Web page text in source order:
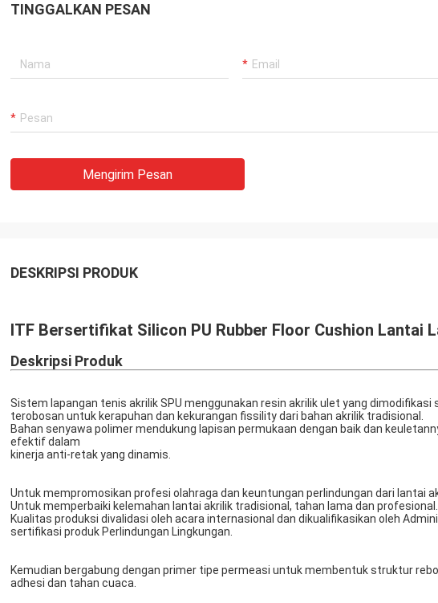
TINGGALKAN PESAN
Mengirim Pesan
DESKRIPSI PRODUK
ITF Bersertifikat Silicon PU Rubber Floor Cushion Lantai
Deskripsi Produk
Sistem lapangan tenis akrilik SPU menggunakan resin akrilik ulet yang dimodifikasi
terobosan untuk kerapuhan dan kekurangan fissility dari bahan akrilik tradisional.
Bahan senyawa polimer mendukung lapisan permukaan dengan baik dan
efektif dalam
kinerja anti-retak yang dinamis.
Untuk mempromosikan profesi olahraga dan keuntungan perlindungan dari lantai
Untuk memperbaiki kelemahan lantai akrilik tradisional, tahan lama dan profesional.
Kualitas produksi divalidasi oleh acara internasional dan dikualifikasikan oleh
sertifikasi produk Perlindungan Lingkungan.
Kemudian bergabung dengan primer tipe permeasi untuk membentuk struktur
adhesi dan tahan cuaca.